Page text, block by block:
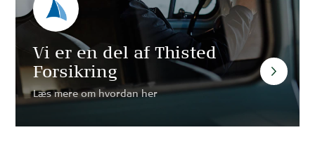
Vi er en del af Thisted
Forsikring
Læs mere om hvordan her